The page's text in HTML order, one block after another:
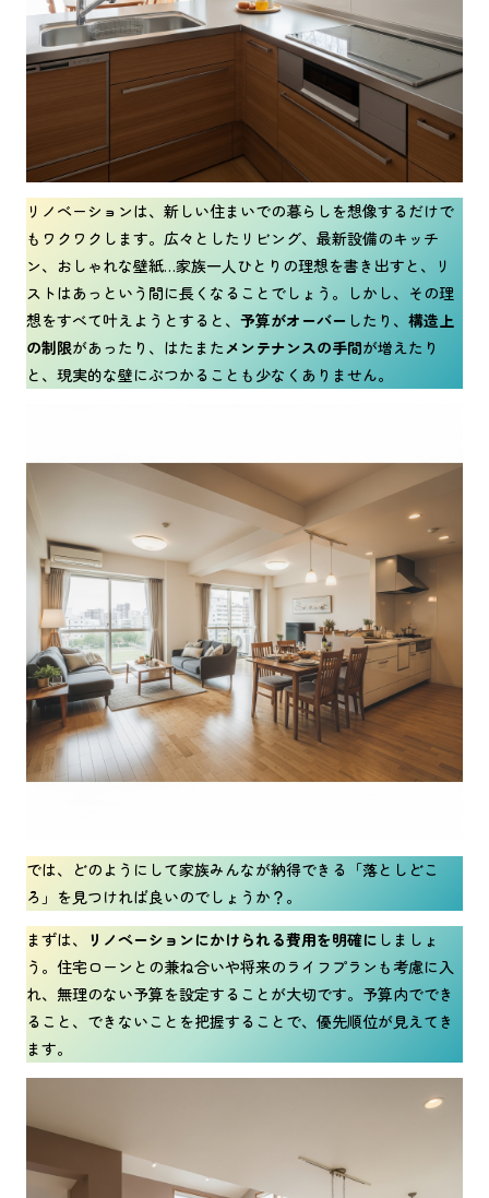
リノベーションは、新しい住まいでの暮らしを想像するだけで
もワクワクします。広々としたリビング、最新設備のキッチ
ン、おしゃれな壁紙…家族一人ひとりの理想を書き出すと、リ
ストはあっという間に長くなることでしょう。しかし、その理
想をすべて叶えようとすると、 予算がオーバー したり、 構造上
の制限があったり、はたまたメンテナンスの手間が増えたり
と、現実的な壁にぶつかることも少なくありません。
では、どのようにして家族みんなが納得できる「落としどこ
ろ」を見つければ良いのでしょうか？。
まずは、 リノベーションにかけられる費用を明確に しましょ
う。住宅ローンとの兼ね合いや将来のライフプランも考慮に入
れ、無理のない予算を設定することが大切です。予算内ででき
ること、できないことを把握することで、優先順位が見えてき
ます。